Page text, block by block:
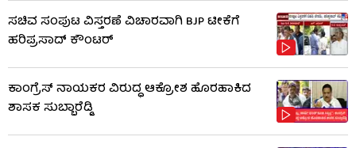
ಸಚಿವ ಸಂಪುಟ ವಿಸ್ತರಣೆ ವಿಚಾರವಾಗಿ BJP ಟೀಕೆಗೆ
ಹರಿಪ್ರಸಾದ್ ಕೌಂಟರ್​​
ಕಾಂಗ್ರೆಸ್ ನಾಯಕರ ವಿರುದ್ಧ ಆಕ್ರೋಶ ಹೊರಹಾಕಿದ
ಶಾಸಕ ಸುಬ್ಬಾರೆಡ್ಡಿ